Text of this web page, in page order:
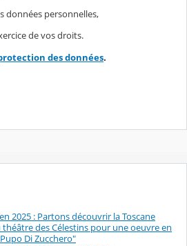
données personnelles,
de vos droits.
des données.
2025 : Partons découvrir la Toscane
des Célestins pour une oeuvre en
Di Zucchero"